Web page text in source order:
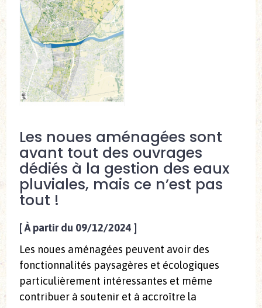
Les noues aménagées sont
avant tout des ouvrages
dédiés à la gestion des eaux
pluviales, mais ce n’est pas
tout !
[À partir du 09/12/2024 ]
Les noues aménagées peuvent avoir des
fonctionnalités paysagères et écologiques
particulièrement intéressantes et même
contribuer à soutenir et à accroître la